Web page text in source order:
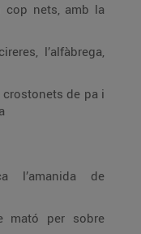
cop nets, amb la
l’alfàbrega,
de pa i
l’amanida de
mató per sobre